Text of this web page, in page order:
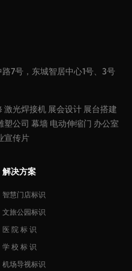
7号，东城智居中心1号、3号
激光焊接机 展会设计 展台搭建
塑公司 幕墙 电动伸缩门 办公室
宣传片
解决方案
智慧门店标识
文旅公园标识
医 院 标 识
学 校 标 识
机场导视标识